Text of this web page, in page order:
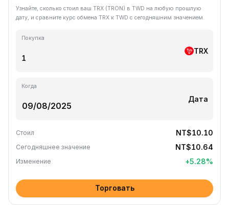
Узнайте, сколько стоил ваш TRX (TRON) в TWD на любую прошлую
дату, и сравните курс обмена TRX к TWD с сегодняшним значением.
Покупка
TRX
Когда
Дата
Стоил NT$10.10
Сегодняшнее значение NT$10.64
Изменение +5.28%
Торговать